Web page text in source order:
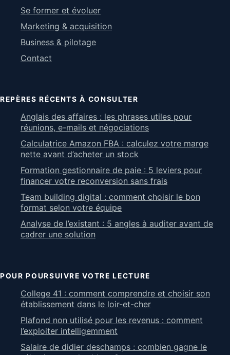
Se former et évoluer
Marketing & acquisition
Business & pilotage
Contact
REPÈRES RÉCENTS À CONSULTER
Anglais des affaires : les phrases utiles pour
réunions, e-mails et négociations
Calculatrice Amazon FBA : calculez votre marge
nette avant d’acheter un stock
Formation gestionnaire de paie : 5 leviers pour
financer votre reconversion sans frais
Team building digital : comment choisir le bon
format selon votre équipe
Analyse de l’existant : 5 angles à auditer avant de
cadrer une solution
POUR POURSUIVRE VOTRE LECTURE
College 41 : comment comprendre et choisir son
établissement dans le loir-et-cher
Plafond non utilisé pour les revenus : comment
l’exploiter intelligemment
Salaire de didier deschamps : combien gagne le